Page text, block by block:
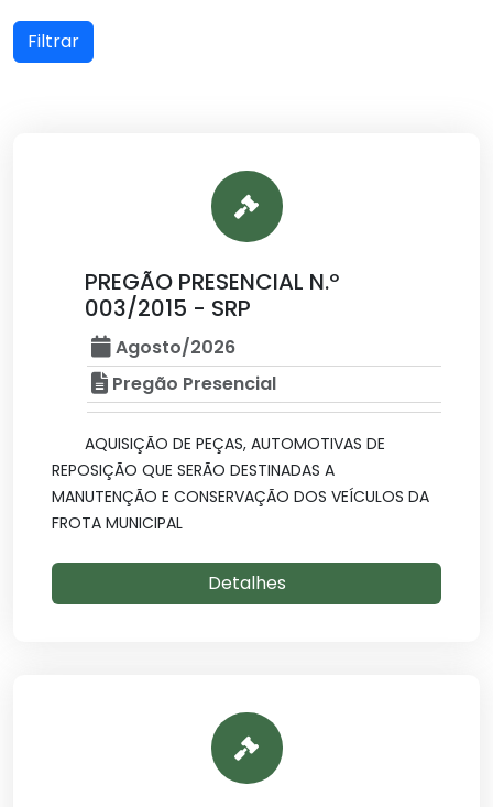
Filtrar
PREGÃO PRESENCIAL N.º
003/2015 - SRP
Agosto/2026
Pregão Presencial
AQUISIÇÃO DE PEÇAS, AUTOMOTIVAS DE
REPOSIÇÃO QUE SERÃO DESTINADAS A
MANUTENÇÃO E CONSERVAÇÃO DOS VEÍCULOS DA
FROTA MUNICIPAL
Detalhes